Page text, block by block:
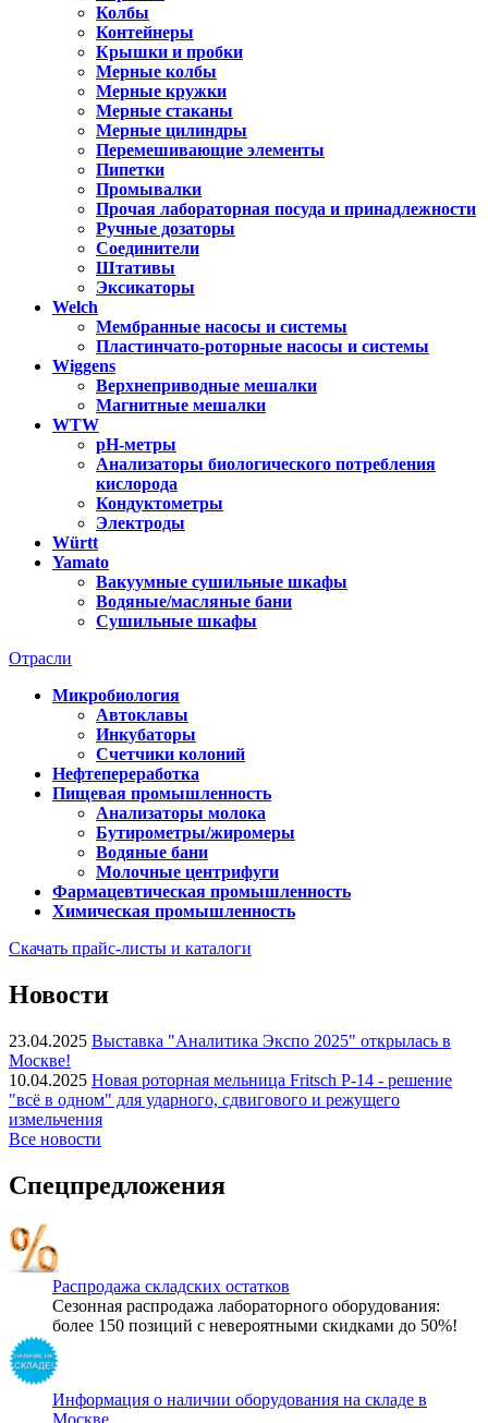
Колбы
Контейнеры
Крышки и пробки
Мерные колбы
Мерные кружки
Мерные стаканы
Мерные цилиндры
Перемешивающие элементы
Пипетки
Промывалки
Прочая лабораторная посуда и принадлежности
Ручные дозаторы
Соединители
Штативы
Эксикаторы
Welch
Мембранные насосы и системы
Пластинчато-роторные насосы и системы
Wiggens
Верхнеприводные мешалки
Магнитные мешалки
WTW
pH-метры
Анализаторы биологического потребления
кислорода
Кондуктометры
Электроды
Württ
Yamato
Вакуумные сушильные шкафы
Водяные/масляные бани
Сушильные шкафы
Отрасли
Микробиология
Автоклавы
Инкубаторы
Счетчики колоний
Нефтепереработка
Пищевая промышленность
Анализаторы молока
Бутирометры/жиромеры
Водяные бани
Молочные центрифуги
Фармацевтическая промышленность
Химическая промышленность
Скачать прайс-листы и каталоги
Новости
23.04.2025 Выставка "Аналитика Экспо 2025" открылась в
Москве!
10.04.2025 Новая роторная мельница Fritsch P-14 - решение
"всё в одном" для ударного, сдвигового и режущего
измельчения
Все новости
Спецпредложения
Распродажа складских остатков
Сезонная распродажа лабораторного оборудования:
более 150 позиций с невероятными скидками до 50%!
Информация о наличии оборудования на складе в
Москве